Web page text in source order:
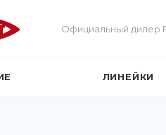
Официальный дилер
ЛИНЕЙКИ